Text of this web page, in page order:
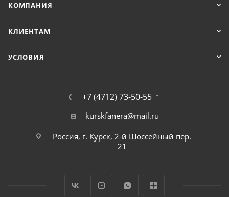
КОМПАНИЯ
КЛИЕНТАМ
УСЛОВИЯ
+7 (4712) 73-50-55
kurskfanera@mail.ru
Россия, г. Курск, 2-й Шоссейный пер.
21